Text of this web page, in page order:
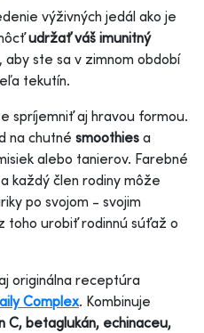
výživných jedál ako je
udržať váš imunitný
ste sa v zimnom období
tekutín.
spríjemniť aj hravou formou.
na chutné smoothies a
alebo tanierov. Farebné
každý člen rodiny môže
po svojom - svojim
urobiť rodinnú súťaž o
originálna receptúra
Complex. Kombinuje
C, betaglukán, echinaceu,